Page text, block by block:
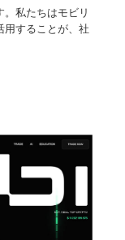
。私たちはモビリ
用することが、社